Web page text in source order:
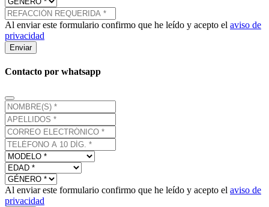
Al enviar este formulario confirmo que he leído y acepto el aviso de
privacidad
Enviar
Contacto por whatsapp
Al enviar este formulario confirmo que he leído y acepto el aviso de
privacidad